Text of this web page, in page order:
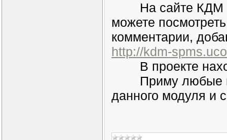
На сайте КДМ
можете
комментарии,
http://kdm-
В проекте
Приму любые
данного модуля и